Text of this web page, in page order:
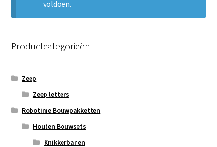
voldoen.
Productcategorieën
Zeep
Zeep letters
Robotime Bouwpakketten
Houten Bouwsets
Knikkerbanen